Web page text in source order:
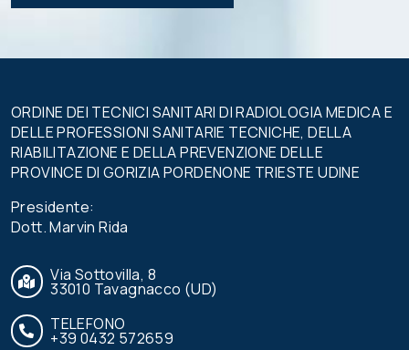
ORDINE DEI TECNICI SANITARI DI RADIOLOGIA MEDICA E
DELLE PROFESSIONI SANITARIE TECNICHE, DELLA
RIABILITAZIONE E DELLA PREVENZIONE DELLE
PROVINCE DI GORIZIA PORDENONE TRIESTE UDINE
Presidente:
Dott. Marvin Rida
Via Sottovilla, 8
33010 Tavagnacco (UD)
TELEFONO
+39 0432 572659